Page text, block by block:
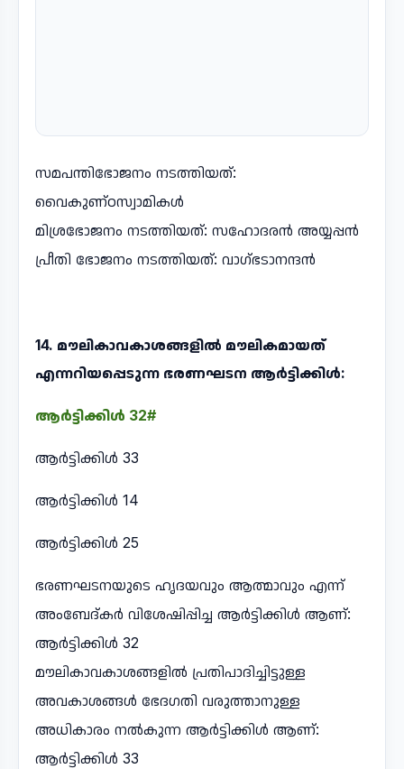
സമപന്തിഭോജനം നടത്തിയത്:
വൈകുണ്ഠസ്വാമികൾ
മിശ്രഭോജനം നടത്തിയത്: സഹോദരൻ അയ്യപ്പൻ
പ്രീതി ഭോജനം നടത്തിയത്: വാഗ്ഭടാനന്ദൻ
14. മൗലികാവകാശങ്ങളിൽ മൗലികമായത്
എന്നറിയപ്പെടുന്ന ഭരണഘടന ആർട്ടിക്കിൾ:
ആർട്ടിക്കിൾ 32#
ആർട്ടിക്കിൾ 33
ആർട്ടിക്കിൾ 14
ആർട്ടിക്കിൾ 25
ഭരണഘടനയുടെ ഹൃദയവും ആത്മാവും എന്ന്
അംബേദ്കർ വിശേഷിപ്പിച്ച ആർട്ടിക്കിൾ ആണ്:
ആർട്ടിക്കിൾ 32
മൗലികാവകാശങ്ങളിൽ പ്രതിപാദിച്ചിട്ടുള്ള
അവകാശങ്ങൾ ഭേദഗതി വരുത്താനുള്ള
അധികാരം നൽകുന്ന ആർട്ടിക്കിൾ ആണ്:
ആർട്ടിക്കിൾ 33